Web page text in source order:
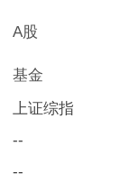
A股
基金
上证综指
--
--